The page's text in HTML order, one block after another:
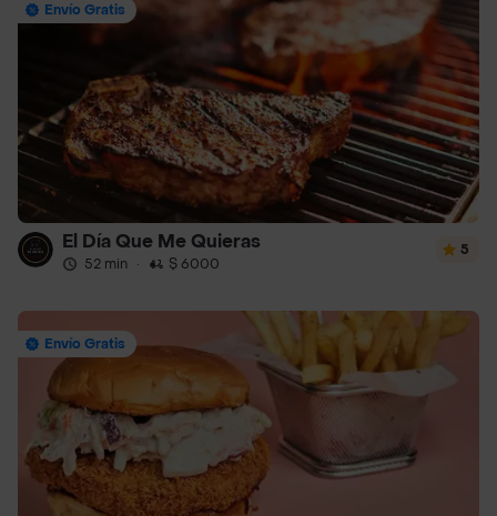
Envío Gratis
El Día Que Me Quieras
52 min · $ 6000
5
Envío Gratis